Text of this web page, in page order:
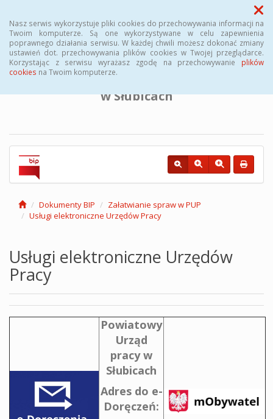
Nasz serwis wykorzystuje pliki cookies do przechowywania informacji na
Twoim komputerze. Są one wykorzystywane w celu zapewnienia
poprawnego działania serwisu. W każdej chwili możesz dokonać zmiany
ustawień dot. przechowywania plików cookies w Twojej przeglądarce.
Korzystając z serwisu wyrażasz zgodę na przechowywanie plików
cookies na Twoim komputerze.
Menu
BIULETYN INFORMACJI PUBLICZNEJ
Powiatowego Urzędu Pracy
w Słubicach
Dokumenty BIP
Załatwianie spraw w PUP
Usługi elektroniczne Urzędów Pracy
Usługi elektroniczne Urzędów
Pracy
Powiatowy
Urząd
pracy w
Słubicach
Adres do e-
Doręczeń: